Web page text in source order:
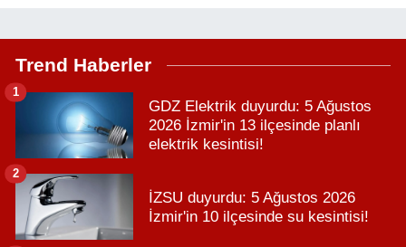
Trend Haberler
GDZ Elektrik duyurdu: 5 Ağustos
2026 İzmir'in 13 ilçesinde planlı
elektrik kesintisi!
1
İZSU duyurdu: 5 Ağustos 2026
İzmir'in 10 ilçesinde su kesintisi!
2